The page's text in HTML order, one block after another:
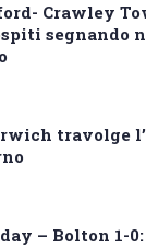
Crawley
segnando
travolge
– Bolton 1-0: